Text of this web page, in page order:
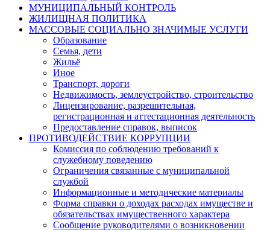
МУНИЦИПАЛЬНЫЙ КОНТРОЛЬ
ЖИЛИЩНАЯ ПОЛИТИКА
МАССОВЫЕ СОЦИАЛЬНО ЗНАЧИМЫЕ УСЛУГИ
Образование
Семья, дети
Жильё
Иное
Транспорт, дороги
Недвижимость, землеустройство, строительство
Лицензирование, разрешительная,
регистрационная и аттестационная деятельность
Предоставление справок, выписок
ПРОТИВОДЕЙСТВИЕ КОРРУПЦИИ
Комиссия по соблюдению требований к
служебному поведению
Ограничения связанные с муниципальной
службой
Информационные и методические материалы
Форма справки о доходах расходах имуществе и
обязательствах имущественного характера
Сообщение руководителями о возникновении